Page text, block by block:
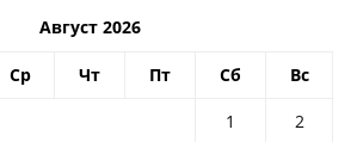
Август 2026
Ср Чт Пт Сб Вс
1
2